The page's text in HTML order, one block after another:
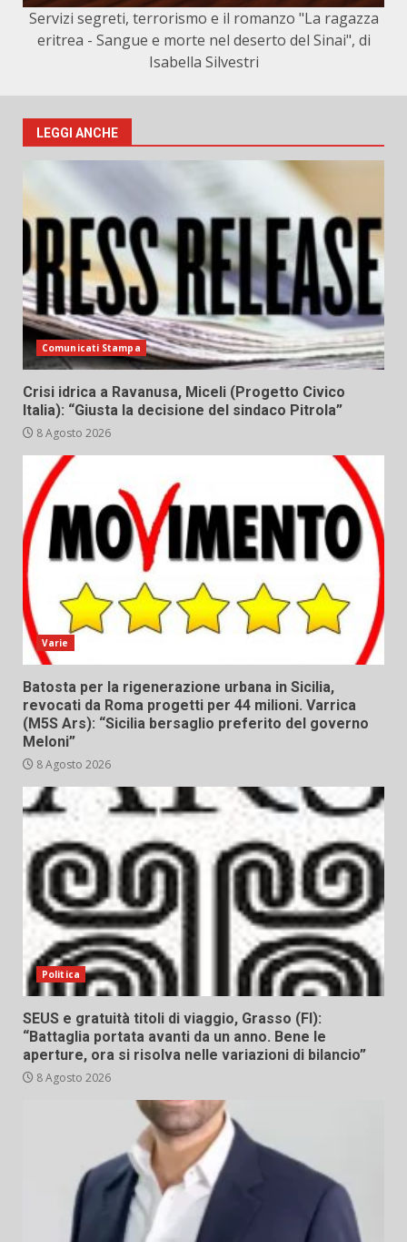
Servizi segreti, terrorismo e il romanzo "La ragazza
eritrea - Sangue e morte nel deserto del Sinai", di
Isabella Silvestri
LEGGI ANCHE
Comunicati Stampa
Crisi idrica a Ravanusa, Miceli (Progetto Civico
Italia): “Giusta la decisione del sindaco Pitrola”
8 Agosto 2026
Varie
Batosta per la rigenerazione urbana in Sicilia,
revocati da Roma progetti per 44 milioni. Varrica
(M5S Ars): “Sicilia bersaglio preferito del governo
Meloni”
8 Agosto 2026
Politica
SEUS e gratuità titoli di viaggio, Grasso (FI):
“Battaglia portata avanti da un anno. Bene le
aperture, ora si risolva nelle variazioni di bilancio”
8 Agosto 2026